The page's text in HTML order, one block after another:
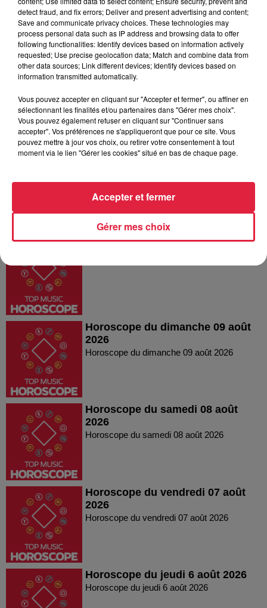
6 août 2026
Au zoo de Mulhouse : rencontre
avec les flamants rouges
Les dernières infos sur la venue du
pape à Metz en septembre
Dans la même série
Horoscope du lundi 10 août 2026
Horoscope du dimanche 09 août
2026
Horoscope du dimanche 09 août 2026
Horoscope du samedi 08 août
2026
Horoscope du samedi 08 août 2026
Horoscope du vendredi 07 août
2026
Horoscope du vendredi 07 août 2026
Horoscope du jeudi 6 août 2026
Horoscope du jeudi 6 août 2026
detect fraud, and fix errors; Deliver and present advertising and content;
Save and communicate privacy choices. These technologies may
process personal data such as IP address and browsing data to offer
following functionalities: Identify devices based on information actively
requested; Use precise geolocation data; Match and combine data from
other data sources; Link different devices; Identify devices based on
information transmitted automatically.
Vous pouvez accepter en cliquant sur "Accepter et fermer", ou affiner en
sélectionnant les finalités et/ou partenaires dans "Gérer mes choix".
Vous pouvez également refuser en cliquant sur "Continuer sans
accepter". Vos préférences ne s'appliqueront que pour ce site. Vous
pouvez mettre à jour vos choix, ou retirer votre consentement à tout
moment via le lien "Gérer les cookies" situé en bas de chaque page.
Gérer mes choix
Accepter et fermer